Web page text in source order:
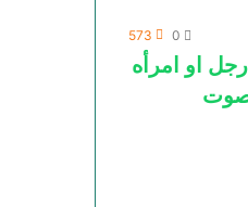
0
573
او امرأه